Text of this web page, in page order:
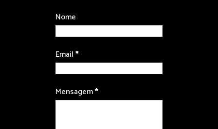
Nome
Email*
Mensagem*